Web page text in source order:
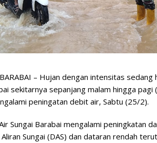
– Hujan dengan intensitas
sekitarnya sepanjang malam hingga pagi
peningatan debit air, Sabtu (25/2).
Sungai Barabai mengalami peningkatan
Sungai (DAS) dan dataran rendah